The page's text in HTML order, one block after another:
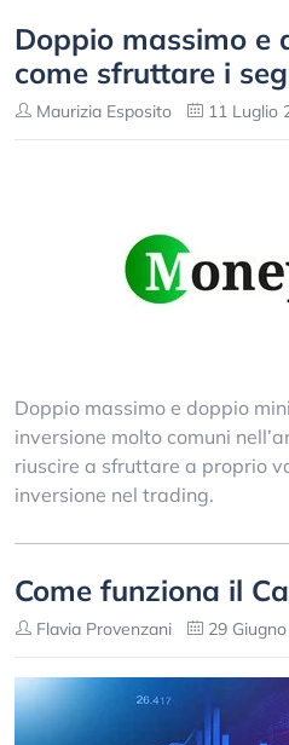
Doppio massimo e
come sfruttare i
Maurizia Esposito 11 Luglio
Doppio massimo e doppio
inversione molto comuni
riuscire a sfruttare a proprio
inversione nel trading.
Come funziona il
Flavia Provenzani 29